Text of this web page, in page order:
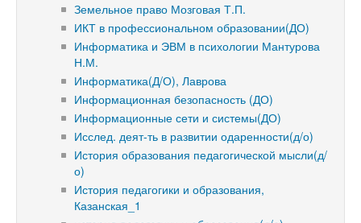
Земельное право Мозговая Т.П.
ИКТ в профессиональном образовании(ДО)
Информатика и ЭВМ в психологии Мантурова
Н.М.
Информатика(Д/О), Лаврова
Информационная безопасность (ДО)
Информационные сети и системы(ДО)
Исслед. деят-ть в развитии одаренности(д/о)
История образования педагогической мысли(д/
о)
История педагогики и образования,
Казанская_1